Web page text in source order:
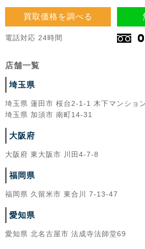
買取価格を調べる
電話対応 24時間
店舗一覧
埼玉県
埼玉県 蓮田市 桜台2-1-1 木下マンショ
埼玉県 加須市 南町14-31
大阪府
大阪府 東大阪市 川田4-7-8
福岡県
福岡県 久留米市 東合川 7-13-47
愛知県
愛知県 北名古屋市 法成寺法師堂69